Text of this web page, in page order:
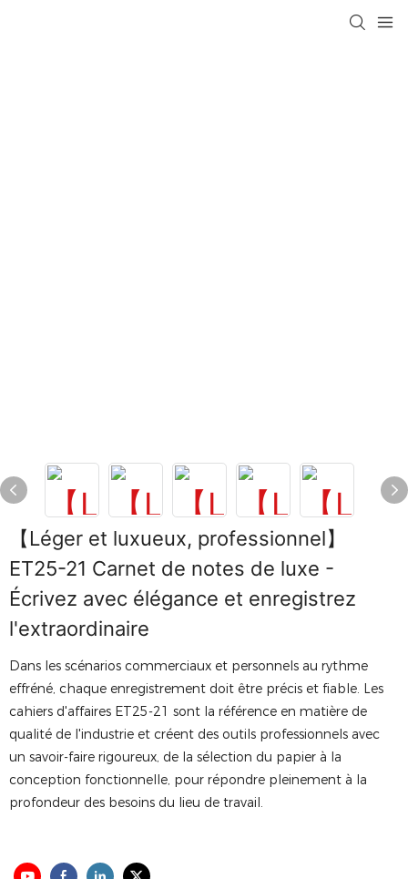
【Léger et luxueux, professionnel】
ET25-21 Carnet de notes de luxe -
Écrivez avec élégance et enregistrez
l'extraordinaire
Dans les scénarios commerciaux et personnels au rythme
effréné, chaque enregistrement doit être précis et fiable. Les
cahiers d'affaires ET25-21 sont la référence en matière de
qualité de l'industrie et créent des outils professionnels avec
un savoir-faire rigoureux, de la sélection du papier à la
conception fonctionnelle, pour répondre pleinement à la
profondeur des besoins du lieu de travail.